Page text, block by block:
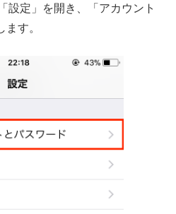
設定」を開き、「アカウント
す。